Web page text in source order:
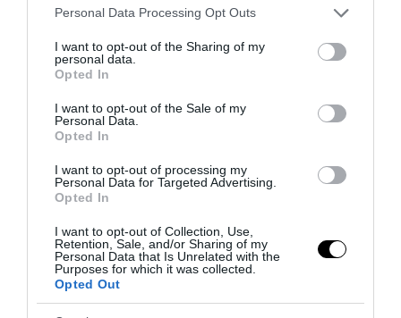
Please note that this website/app uses one or more Google
not limited to your visit or usage behaviour. You may click to
grant or deny consent to Google and its third-party tags to
use your data for below specified purposes in below Google
consent section.
Personal Data Processing Opt Outs
I want to opt-out of the Sharing of my
personal data.
Opted In
I want to opt-out of the Sale of my
Personal Data.
Opted In
I want to opt-out of processing my
Personal Data for Targeted Advertising.
Opted In
I want to opt-out of Collection, Use,
Retention, Sale, and/or Sharing of my
Personal Data that Is Unrelated with the
Purposes for which it was collected.
Opted Out
PRONEWS.GR /ΤΗΛΕΟΡΑΣΗ
Έτσι είναι σήμερα η πολυκατοικία από τη
θρυλική σειρά «Το Ρετιρέ» (φώτο)